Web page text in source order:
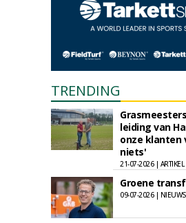
TRENDING
leiding van
onze klanten
niets'
21-07-2026 | ARTIKEL
Groene
09-07-2026 | NIEUWS